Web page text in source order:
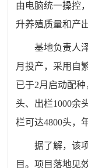
由电脑统一操控
升养殖质量和产
基地负责人
月投产，采用自
已于2月启动配
头、出栏1000余
栏可达4800头，
据了解，该
目。项目落地见